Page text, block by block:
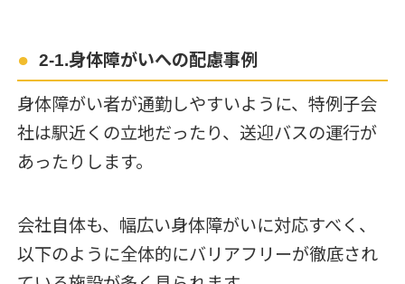
2-1.身体障がいへの配慮事例
身体障がい者が通勤しやすいように、特例子会
社は駅近くの立地だったり、送迎バスの運行が
あったりします。
会社自体も、幅広い身体障がいに対応すべく、
以下のように全体的にバリアフリーが徹底され